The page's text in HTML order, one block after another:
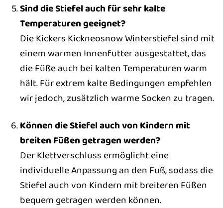
Sind die Stiefel auch für sehr kalte
Temperaturen geeignet?
Die Kickers Kickneosnow Winterstiefel sind mit
einem warmen Innenfutter ausgestattet, das
die Füße auch bei kalten Temperaturen warm
hält. Für extrem kalte Bedingungen empfehlen
wir jedoch, zusätzlich warme Socken zu tragen.
Können die Stiefel auch von Kindern mit
breiten Füßen getragen werden?
Der Klettverschluss ermöglicht eine
individuelle Anpassung an den Fuß, sodass die
Stiefel auch von Kindern mit breiteren Füßen
bequem getragen werden können.